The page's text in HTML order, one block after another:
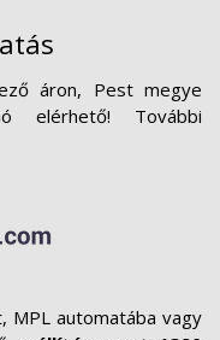
áron, Pest megye
elérhető! További
MPL automatába vagy